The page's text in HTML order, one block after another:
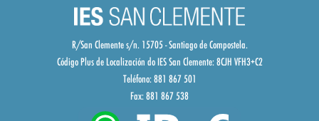
R/San Clemente s/n. 15705 - Santiago de Compostela.
Código Plus de Localización do IES San Clemente:8CJH VFH3+C2
Teléfono: 881 867 501
Fax: 881 867 538